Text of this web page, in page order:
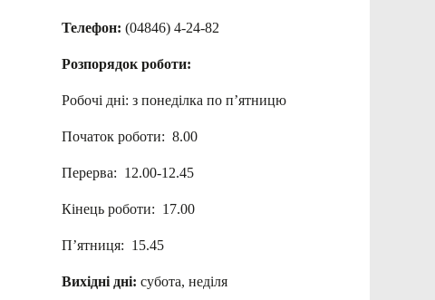
Телефон: (04846) 4-24-82
Розпорядок роботи:
Робочі дні: з понеділка по п’ятницю
Початок роботи: 8.00
Перерва: 12.00-12.45
Кінець роботи: 17.00
П’ятниця: 15.45
Вихідні дні: субота, неділя